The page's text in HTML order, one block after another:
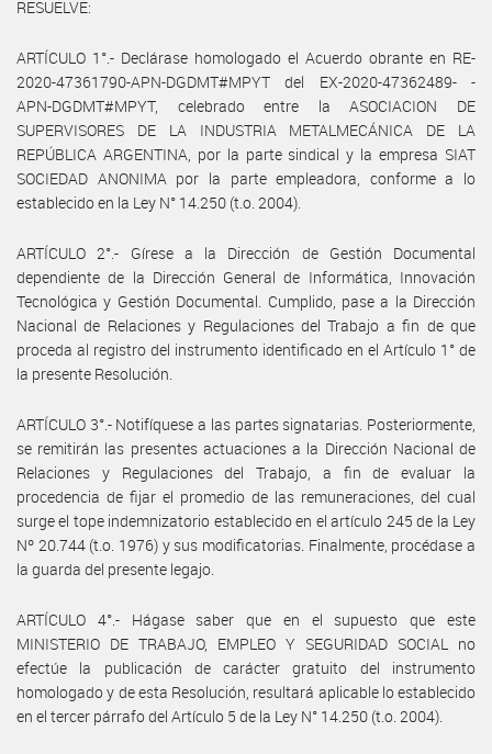
RESUELVE:
ARTÍCULO 1°.- Declárase homologado el Acuerdo obrante en RE-
2020-47361790-APN-DGDMT#MPYT del EX-2020-47362489- -
APN-DGDMT#MPYT, celebrado entre la ASOCIACION DE
SUPERVISORES DE LA INDUSTRIA METALMECÁNICA DE LA
REPÚBLICA ARGENTINA, por la parte sindical y la empresa SIAT
SOCIEDAD ANONIMA por la parte empleadora, conforme a lo
establecido en la Ley N° 14.250 (t.o. 2004).
ARTÍCULO 2°.- Gírese a la Dirección de Gestión Documental
dependiente de la Dirección General de Informática, Innovación
Tecnológica y Gestión Documental. Cumplido, pase a la Dirección
Nacional de Relaciones y Regulaciones del Trabajo a fin de que
proceda al registro del instrumento identificado en el Artículo 1° de
la presente Resolución.
ARTÍCULO 3°.- Notifíquese a las partes signatarias. Posteriormente,
se remitirán las presentes actuaciones a la Dirección Nacional de
Relaciones y Regulaciones del Trabajo, a fin de evaluar la
procedencia de fijar el promedio de las remuneraciones, del cual
surge el tope indemnizatorio establecido en el artículo 245 de la Ley
Nº 20.744 (t.o. 1976) y sus modificatorias. Finalmente, procédase a
la guarda del presente legajo.
ARTÍCULO 4°.- Hágase saber que en el supuesto que este
MINISTERIO DE TRABAJO, EMPLEO Y SEGURIDAD SOCIAL no
efectúe la publicación de carácter gratuito del instrumento
homologado y de esta Resolución, resultará aplicable lo establecido
en el tercer párrafo del Artículo 5 de la Ley N° 14.250 (t.o. 2004).